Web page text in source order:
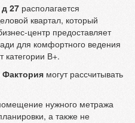
27 располагается
квартал, который
центр предоставляет
для комфортного ведения
категории В+.
Фактория могут рассчитывать
нужного метража
а также не